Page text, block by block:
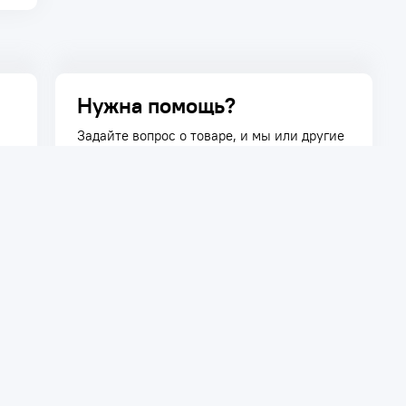
Нужна помощь?
Задайте вопрос о товаре, и мы или другие